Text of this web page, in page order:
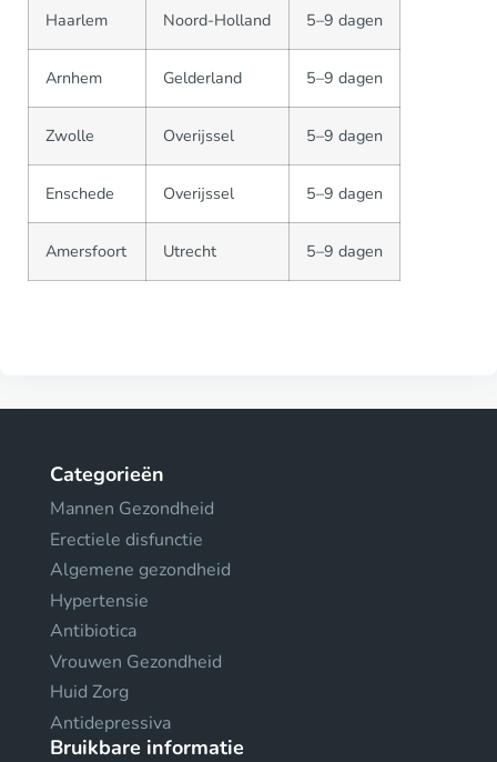
Haarlem Noord-Holland 5–9 dagen
Arnhem Gelderland 5–9 dagen
Zwolle Overijssel 5–9 dagen
Enschede Overijssel 5–9 dagen
Amersfoort Utrecht 5–9 dagen
Categorieën
Mannen Gezondheid
Erectiele disfunctie
Algemene gezondheid
Hypertensie
Antibiotica
Vrouwen Gezondheid
Huid Zorg
Antidepressiva
Bruikbare informatie